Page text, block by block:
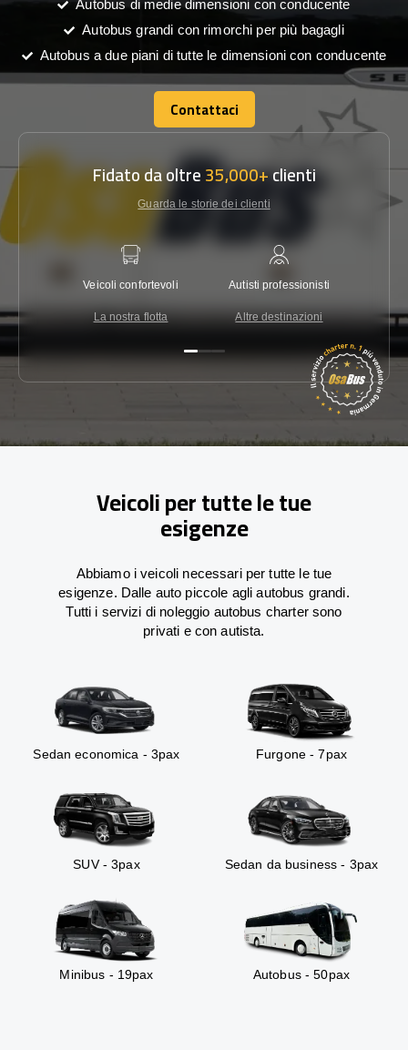
Autobus di medie dimensioni con conducente
Autobus grandi con rimorchi per più bagagli
Autobus a due piani di tutte le dimensioni con conducente
Contattaci
Contattaci
Fidato da oltre35,000+clienti
Guarda le storie dei clienti
Veicoli confortevoli
La nostra flotta
Autisti professionisti
Altre destinazioni
Veicoli per tutte le tue
esigenze
Abbiamo i veicoli necessari per tutte le tue
esigenze. Dalle auto piccole agli autobus grandi.
Tutti i servizi di noleggio autobus charter sono
privati e con autista.
Sedan economica - 3pax Furgone - 7pax
SUV - 3pax Sedan da business - 3pax
Minibus - 19pax Autobus - 50pax